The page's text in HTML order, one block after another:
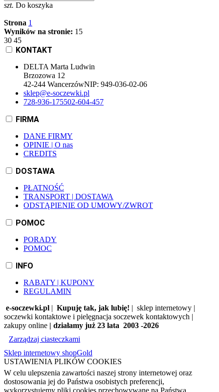
szt. Do koszyka
Strona 1
Wyników na stronie: 15
30 45
KONTAKT
DELTA Marta Ludwin
Brzozowa 12
42-244 WancerzówNIP: 949-036-02-06
sklep@e-soczewki.pl
728-936-175502-604-457
FIRMA
DANE FIRMY
OPINIE | O nas
CREDITS
DOSTAWA
PŁATNOŚĆ
TRANSPORT | DOSTAWA
ODSTĄPIENIE OD UMOWY/ZWROT
POMOC
PORADY
POMOC
INFO
RABATY | KUPONY
REGULAMIN
e-soczewki.pl | Kupuję tak, jak lubię! | sklep internetowy |
soczewki kontaktowe i pielęgnacja soczewek kontaktowych |
zakupy online | działamy już 23 lata 2003 -2026
Zarządzaj ciasteczkami
Sklep internetowy shopGold
USTAWIENIA PLIKÓW COOKIES
W celu ulepszenia zawartości naszej strony internetowej oraz
dostosowania jej do Państwa osobistych preferencji,
wykorzystujemy pliki cookies przechowywane na Państwa